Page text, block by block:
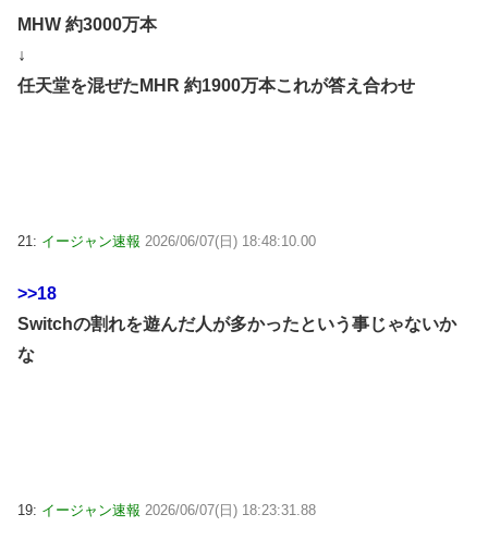
MHW 約3000万本
↓
任天堂を混ぜたMHR 約1900万本これが答え合わせ
21: イージャン速報 2026/06/07(日) 18:48:10.00
>>18
Switchの割れを遊んだ人が多かったという事じゃないか
な
19: イージャン速報 2026/06/07(日) 18:23:31.88